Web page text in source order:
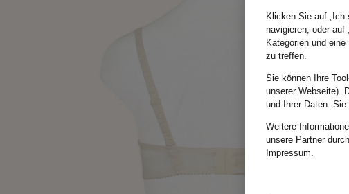
Klicken Sie auf
navigieren; oder auf
Kategorien und
zu treffen.
Sie können Ihre
unserer Webseite).
und Ihrer Daten. Sie
Weitere
unsere Partner
Impressum.